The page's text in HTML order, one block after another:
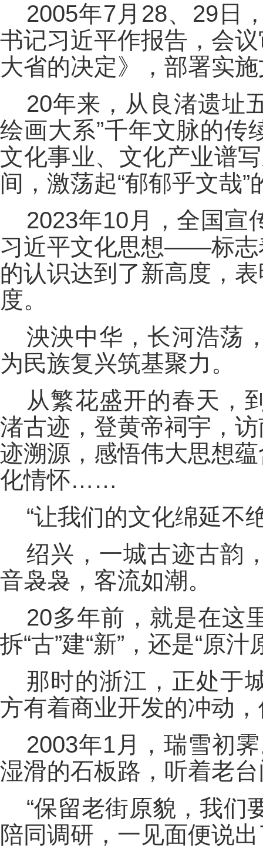
2005年7月28、29日
书记习近平作报告，会
大省的决定》，部署实
20年来，从良渚遗址
绘画大系”千年文脉的传
文化事业、文化产业谱
间，激荡起“郁郁乎文哉”
2023年10月，全国宣
习近平文化思想——标志
的认识达到了新高度，
度。
泱泱中华，长河浩荡
为民族复兴筑基聚力。
从繁花盛开的春天，
渚古迹，登黄帝祠宇，
迹溯源，感悟伟大思想
化情怀……
“让我们的文化绵延不
绍兴，一城古迹古韵
音袅袅，客流如潮。
20多年前，就是在这
拆“古”建“新”，还是“原
那时的浙江，正处于
方有着商业开发的冲动
2003年1月，瑞雪初
湿滑的石板路，听着老
“保留老街原貌，我们
陪同调研，一见面便说